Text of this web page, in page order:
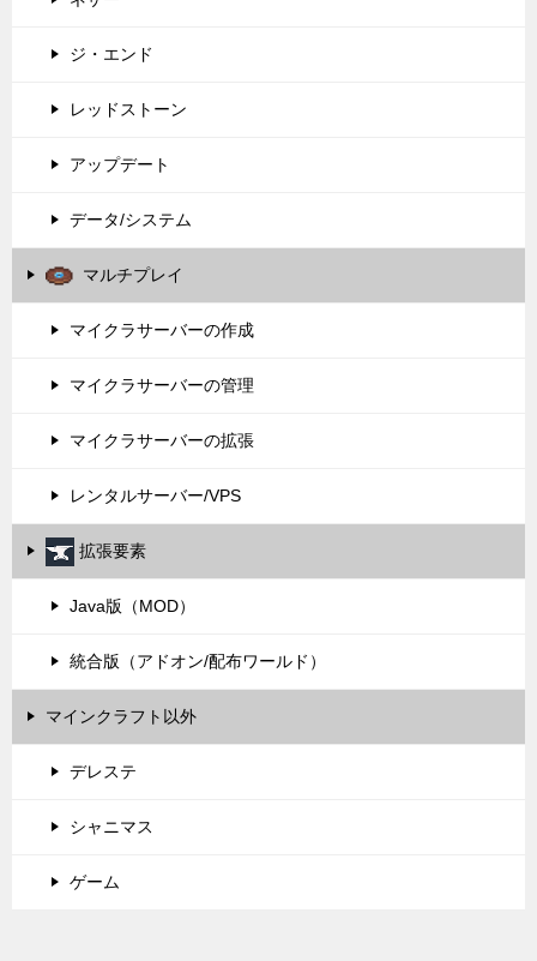
ジ・エンド
レッドストーン
アップデート
データ/システム
マルチプレイ
マイクラサーバーの作成
マイクラサーバーの管理
マイクラサーバーの拡張
レンタルサーバー/VPS
拡張要素
Java版（MOD）
統合版（アドオン/配布ワールド）
マインクラフト以外
デレステ
シャニマス
ゲーム